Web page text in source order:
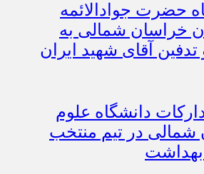
حضرت جوادالائمه
خراسان شمالی به
آقای شهید ایران
دانشگاه علوم
در تیم منتخب
بهداشت